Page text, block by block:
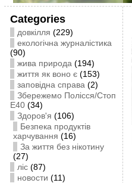
Categories
довкілля (229)
екологічна журналістика
(90)
жива природа (194)
життя як воно є(153)
заповідна справа (2)
Збережемо Полісся/Стоп
Е40(34)
Здоров'я (106)
Безпека продуктів
харчування (16)
За життя без нікотину
(27)
ліс(87)
новости (11)